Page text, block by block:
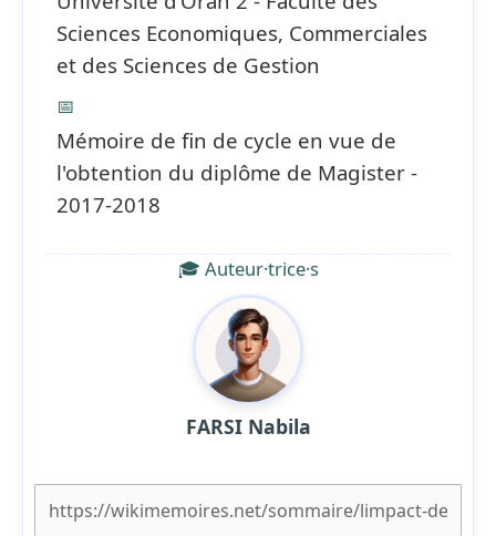
Sciences Economiques, Commerciales
et des Sciences de Gestion
📅
Mémoire de fin de cycle en vue de
l'obtention du diplôme de Magister -
2017-2018
🎓 Auteur·trice·s
FARSI Nabila